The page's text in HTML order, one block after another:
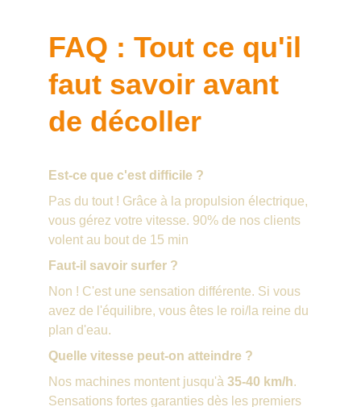
FAQ : Tout ce qu'il
faut savoir avant
de décoller
Est-ce que c'est difficile ?
Pas du tout ! Grâce à la propulsion électrique,
vous gérez votre vitesse. 90% de nos clients
volent au bout de 15 min
Faut-il savoir surfer ?
Non ! C'est une sensation différente. Si vous
avez de l'équilibre, vous êtes le roi/la reine du
plan d'eau.
Quelle vitesse peut-on atteindre ?
Nos machines montent jusqu'à 35-40 km/h.
Sensations fortes garanties dès les premiers